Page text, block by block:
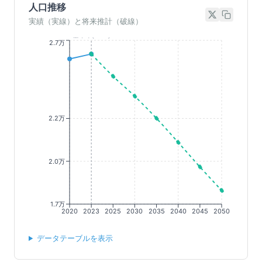
人口推移
実績（実線）と将来推計（破線）
2020 2023 2025 2030 2035 2040 2045 2050
1.7万
2.0万
2.2万
2.7万
データテーブルを表示